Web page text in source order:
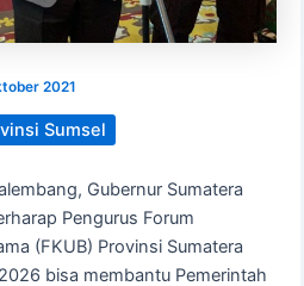
2021
Sumsel
Gubernur Sumatera
Pengurus Forum
(FKUB) Provinsi Sumatera
bisa membantu Pemerintah